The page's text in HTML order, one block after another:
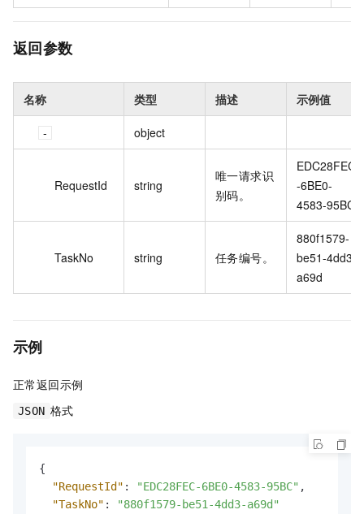
返回参数
名称 类型 描述 示例值
object
RequestId string
唯一请求识
别码。
EDC28FEC
-6BE0-
4583-95BC
TaskNo string 任务编号。
880f1579-
be51-4dd3-
a69d
示例
正常返回示例
JSON 格式
{
"RequestId" : "EDC28FEC-6BE0-4583-95BC" ,
"TaskNo" :
"880f1579-be51-4dd3-a69d"